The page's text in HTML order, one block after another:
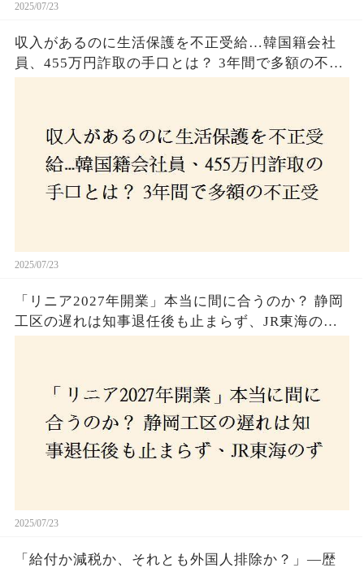
2025/07/23
収入があるのに生活保護を不正受給…韓国籍会社
員、455万円詐取の手口とは？ 3年間で多額の不正
2025/07/23
「リニア2027年開業」本当に間に合うのか？ 静岡
工区の遅れは知事退任後も止まらず、JR東海のず
2025/07/23
「給付か減税か、それとも外国人排除か？」―歴